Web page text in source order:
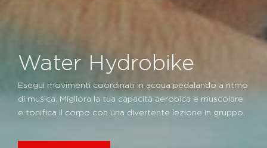
Water Hydrobike
Esegui movimenti coordinati in acqua pedalando a ritmo
di musica. Migliora la tua capacità aerobica e muscolare
e tonifica il corpo con una divertente lezione in gruppo.